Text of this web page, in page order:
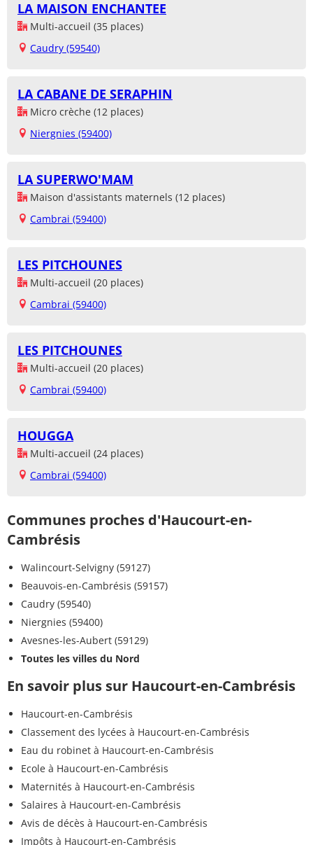
LA MAISON ENCHANTEE
Multi-accueil (35 places)
Caudry (59540)
LA CABANE DE SERAPHIN
Micro crèche (12 places)
Niergnies (59400)
LA SUPERWO'MAM
Maison d'assistants maternels (12 places)
Cambrai (59400)
LES PITCHOUNES
Multi-accueil (20 places)
Cambrai (59400)
LES PITCHOUNES
Multi-accueil (20 places)
Cambrai (59400)
HOUGGA
Multi-accueil (24 places)
Cambrai (59400)
Communes proches d'Haucourt-en-
Cambrésis
Walincourt-Selvigny (59127)
Beauvois-en-Cambrésis (59157)
Caudry (59540)
Niergnies (59400)
Avesnes-les-Aubert (59129)
Toutes les villes du Nord
En savoir plus sur Haucourt-en-Cambrésis
Haucourt-en-Cambrésis
Classement des lycées à Haucourt-en-Cambrésis
Eau du robinet à Haucourt-en-Cambrésis
Ecole à Haucourt-en-Cambrésis
Maternités à Haucourt-en-Cambrésis
Salaires à Haucourt-en-Cambrésis
Avis de décès à Haucourt-en-Cambrésis
Impôts à Haucourt-en-Cambrésis